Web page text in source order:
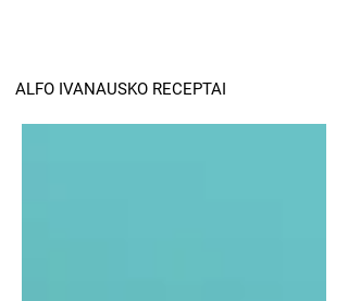
ALFO IVANAUSKO RECEPTAI